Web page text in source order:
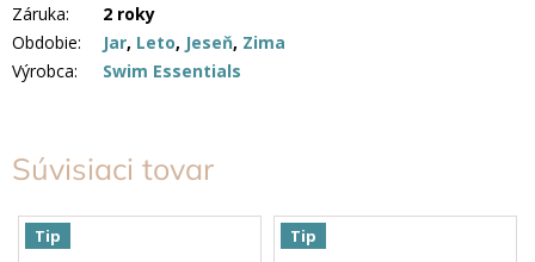
Súvisiaci tovar
Tip Tip
Záruka:
2 roky
Obdobie: Jar, Leto, Jeseň, Zima
Výrobca: Swim Essentials